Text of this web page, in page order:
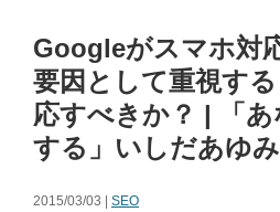
Googleがスマホ対
要因として重視す
応すべきか？ | 「
する」いしだあゆみ
2015/03/03 | SEO